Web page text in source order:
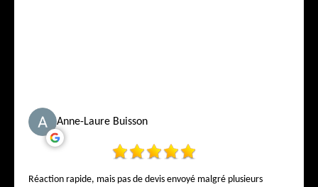
Anne-Laure Buisson
Réaction rapide, mais pas de devis envoyé malgré plusieurs